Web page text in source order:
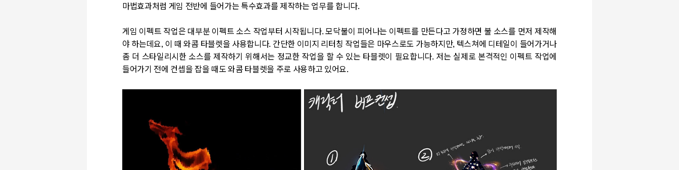
마법효과처럼 게임 전반에 들어가는 특수효과를 제작하는 업무를 합니다.
게임 이펙트 작업은 대부분 이펙트 소스 작업부터 시작됩니다. 모닥불이 피어나는 이펙트를 만든다고 가정하면 불 소스를 먼저 제작해
야 하는데요, 이 때 와콤 타블렛을 사용합니다. 간단한 이미지 리터칭 작업들은 마우스로도 가능하지만, 텍스쳐에 디테일이 들어가거나
좀 더 스타일리시한 소스를 제작하기 위해서는 정교한 작업을 할 수 있는 타블렛이 필요합니다. 저는 실제로 본격적인 이펙트 작업에
들어가기 전에 컨셉을 잡을 때도 와콤 타블렛을 주로 사용하고 있어요.